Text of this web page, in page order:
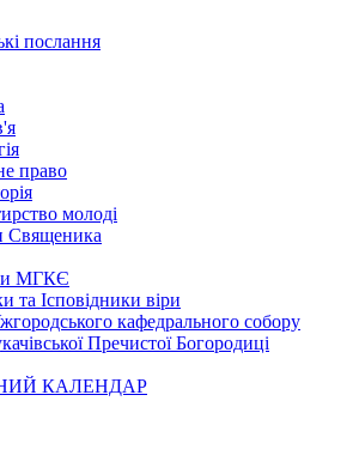
послання
право
молоді
Священика
МГКЄ
та Ісповідники віри
кафедрального собору
Пречистої Богородиці
КАЛЕНДАР